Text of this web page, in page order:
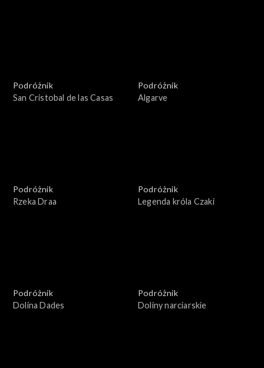
Podróżnik
San Cristobal de las Casas
Podróżnik
Algarve
Podróżnik
Rzeka Draa
Podróżnik
Legenda króla Czaki
Podróżnik
Dolina Dades
Podróżnik
Doliny narciarskie